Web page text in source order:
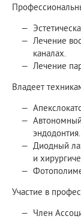
Лечение
каналах.
Лечение
Владеет
эндодонтия.
Диодный
и
Участие в
Член